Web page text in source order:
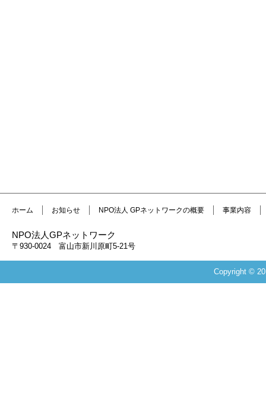
ホーム お知らせ NPO法人 GPネットワークの概要 事業内容
NPO法人GPネットワーク
〒930-0024 富山市新川原町5-21号
Copyright ©